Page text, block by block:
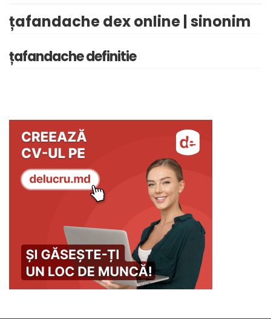
țafandache dex online | sinonim
țafandache definitie